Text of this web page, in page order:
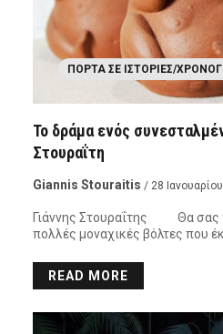
ΠΌΡΤΑ ΣΕ ΙΣΤΟΡΊΕΣ/
Το δράμα ενός
Στουραΐτη
Giannis Stouraitis / 28
Γιάννης Στουραΐτης Θα σας
πολλές μοναχικές βόλτες που
READ MORE